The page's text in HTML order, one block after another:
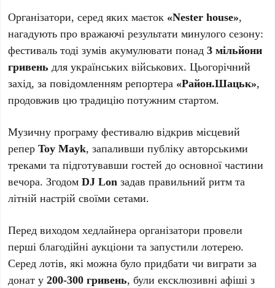
Організатори, серед яких маєток «Nester house»,
нагадують про вражаючі результати минулого сезону:
фестиваль тоді зумів акумулювати понад3 мільйони
гривень для українських військових. Цьогорічний
захід, за повідомленням репортера «Район.Шацьк»,
продовжив цю традицію потужним стартом.
Музичну програму фестивалю відкрив місцевий
реперToy Mayk, запаливши публіку авторськими
треками та підготувавши гостей до основної частини
вечора. ЗгодомDJ Lon задав правильний ритм та
літній настрій своїми сетами.
Перед виходом хедлайнера організатори провели
перші благодійні аукціони та запустили лотерею.
Серед лотів, які можна було придбати чи виграти за
донат у200-300 гривень, були ексклюзивні афіші з